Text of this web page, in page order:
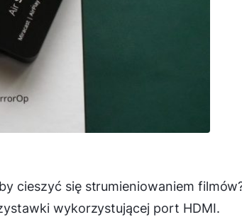
cieszyć się strumieniowaniem
wykorzystującej port HDMI.